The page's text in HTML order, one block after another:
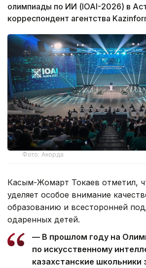
олимпиады по ИИ (IOAI-2026) в
корреспондент агентства
Фото: Акорда
Касым-Жомарт Токаев отметил,
уделяет особое внимание
образованию и всесторонней
одаренных детей.
— В прошлом году на
по искусственному
казахстанские школьники